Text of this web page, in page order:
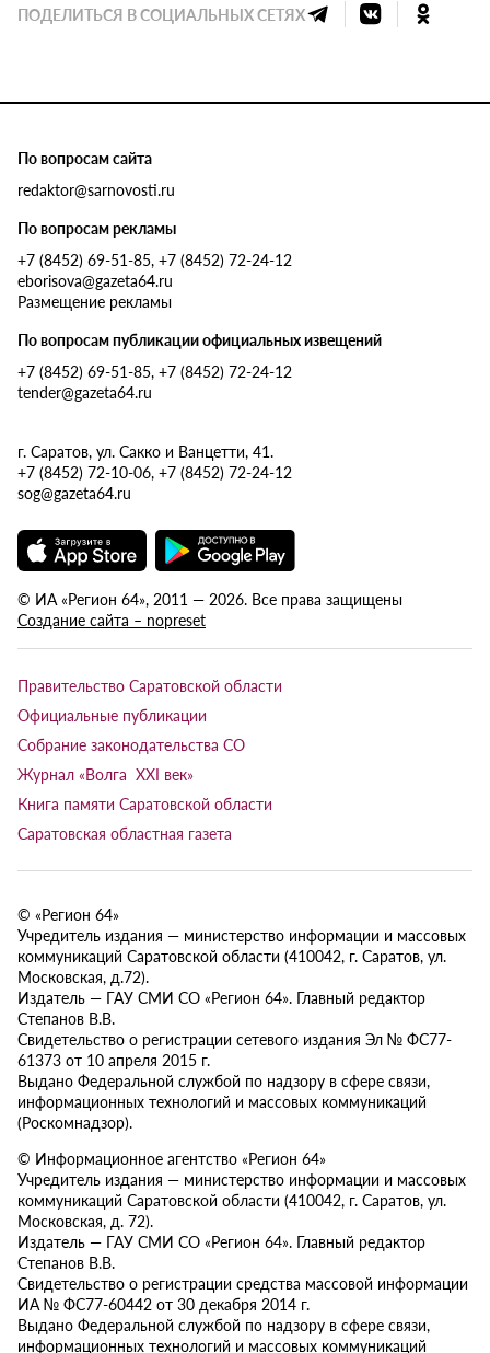
ПОДЕЛИТЬСЯ В СОЦИАЛЬНЫХ СЕТЯХ
По вопросам сайта
redaktor@sarnovosti.ru
По вопросам рекламы
+7 (8452) 69-51-85, +7 (8452) 72-24-12
eborisova@gazeta64.ru
Размещение рекламы
По вопросам публикации официальных извещений
+7 (8452) 69-51-85, +7 (8452) 72-24-12
tender@gazeta64.ru
г. Саратов, ул. Сакко и Ванцетти, 41.
+7 (8452) 72-10-06, +7 (8452) 72-24-12
sog@gazeta64.ru
© ИА «Регион 64», 2011 — 2026. Все права защищены
Создание сайта – nopreset
Правительство Саратовской области
Официальные публикации
Собрание законодательства СО
Журнал «Волга XXI век»
Книга памяти Саратовской области
Саратовская областная газета
© «Регион 64»
Учредитель издания — министерство информации и массовых
коммуникаций Саратовской области (410042, г. Саратов, ул.
Московская, д.72).
Издатель — ГАУ СМИ СО «Регион 64». Главный редактор
Степанов В.В.
Свидетельство о регистрации сетевого издания Эл № ФС77-
61373 от 10 апреля 2015 г.
Выдано Федеральной службой по надзору в сфере связи,
информационных технологий и массовых коммуникаций
(Роскомнадзор).
© Информационное агентство «Регион 64»
Учредитель издания — министерство информации и массовых
коммуникаций Саратовской области (410042, г. Саратов, ул.
Московская, д. 72).
Издатель — ГАУ СМИ СО «Регион 64». Главный редактор
Степанов В.В.
Свидетельство о регистрации средства массовой информации
ИА № ФС77-60442 от 30 декабря 2014 г.
Выдано Федеральной службой по надзору в сфере связи,
информационных технологий и массовых коммуникаций